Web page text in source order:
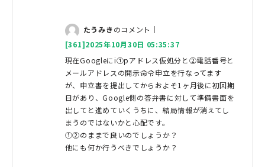
たうみきのコメント｜
[361]2025年10月30日 05:35:37
現在Googleにi①pアドレス仮処分と②電話番号と
メールアドレスの開示命令申立を行なってます
が、申立書を提出してからおよそ1ヶ月後に初回期
日があり、Google側の答弁書に対して準備書面を
出してと進めていくうちに、結局情報が消えてし
まうのではないかと心配です。
①②のままで良いのでしょうか？
他にも何か行うべきでしょうか？